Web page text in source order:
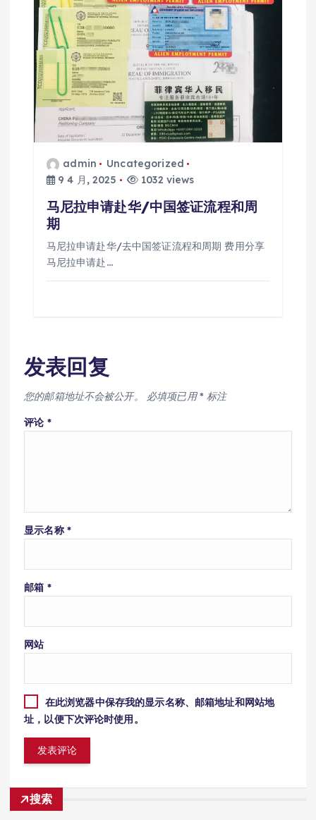
admin
Uncategorized
9 4 月, 2025
1032 views
马尼拉申请赴华/中国签证流程和周
期
马尼拉申请赴华/去中国签证流程和周期 费用分享
马尼拉申请赴…
发表回复
您的邮箱地址不会被公开。 必填项已用* 标注
评论 *
显示名称 *
邮箱 *
网站
在此浏览器中保存我的显示名称、邮箱地址和网站地
址，以便下次评论时使用。
搜索